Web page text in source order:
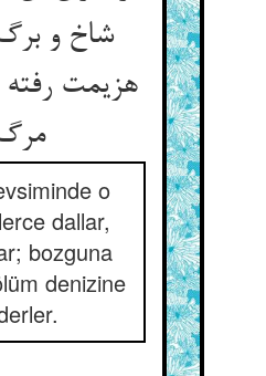
شاخ و
هزیمت رفته
مرگ‌‌
o
dallar,
bozguna
denizine